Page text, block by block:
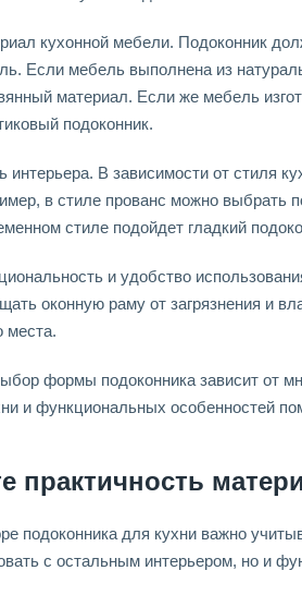
кухонной мебели. Подоконник
Если мебель выполнена из
материал. Если же мебель
подоконник.
интерьера. В зависимости от стиля
в стиле прованс можно выбрать
стиле подойдет гладкий
и удобство
оконную раму от загрязнения и
места.
формы подоконника зависит от
и функциональных особенностей
практичность
подоконника для кухни важно
с остальным интерьером, но и